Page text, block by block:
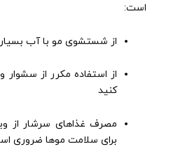
است:
از شستشوی مو با آب بسیار
از استفاده مکرر از سشوار
کنید
مصرف غذاهای سرشار از
برای سلامت موها ضروری